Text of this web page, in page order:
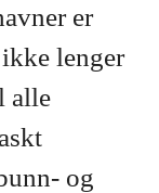
er
lenger
alle
og